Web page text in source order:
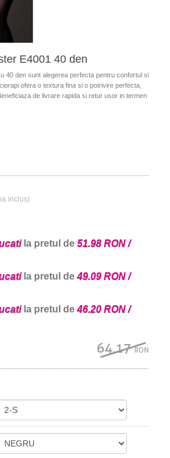
E4001 40 den
40 den sunt alegerea perfecta pentru confortul si
ofera o textura fina si o potrivire perfecta,
de livrare rapida si retur usor in termen
inclus)
la pretul de 51.98 RON /
la pretul de49.09 RON /
la pretul de46.20 RON /
64.17RON